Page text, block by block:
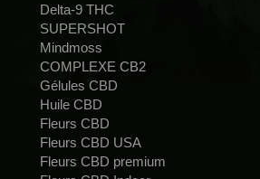
Delta-9 THC
SUPERSHOT
Mindmoss
COMPLEXE CB2
Gélules CBD
Huile CBD
Fleurs CBD
Fleurs CBD USA
Fleurs CBD premium